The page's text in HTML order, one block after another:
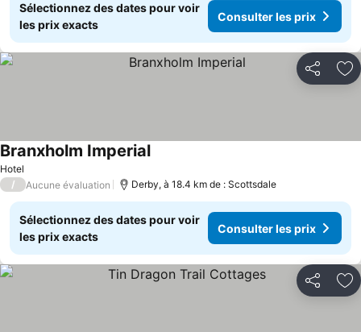
Sélectionnez des dates pour voir
les prix exacts
Consulter les prix
Partager
Hotel
Branxholm ImperialConsulter les prix
/ Aucune évaluation Derby, à 18.4 km de : Scottsdale
Sélectionnez des dates pour voir
les prix exacts
Consulter les prix
Partager